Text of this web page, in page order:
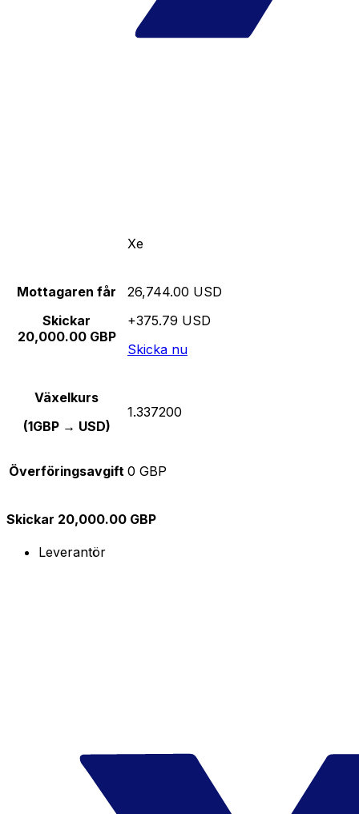
Xe
Mottagaren får
Skickar
20,000.00 GBP
26,744.00 USD
+375.79 USD
Skicka nu
Växelkurs
(1GBP → USD)
1.337200
Överföringsavgift 0 GBP
Skickar 20,000.00 GBP
Leverantör